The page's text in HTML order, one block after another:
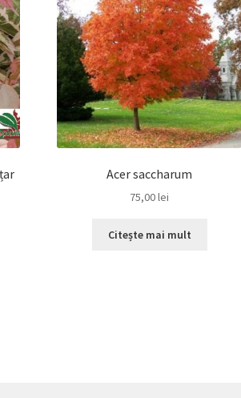
Acer saccharum
75,00lei
Citește mai mult